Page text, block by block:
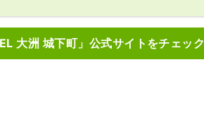
大洲 城下町」公式サイトをチェック